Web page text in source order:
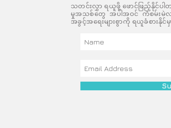
ကုန်မြို့က ဂူဗိမာန်
သတင်းလွှာ ရယူဖို့ ဖောင်ဖြည့်နိုင်ပါ
မှုအသစ်တွေ အပါအဝင် ကံစမ်းမဲလက်
အခွင့်အရေးများစွာကို ရယူခံစားနိုင်မှ